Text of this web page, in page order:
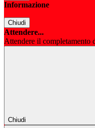
Informazione
Chiudi
Attendere...
Attendere il completamento
Chiudi